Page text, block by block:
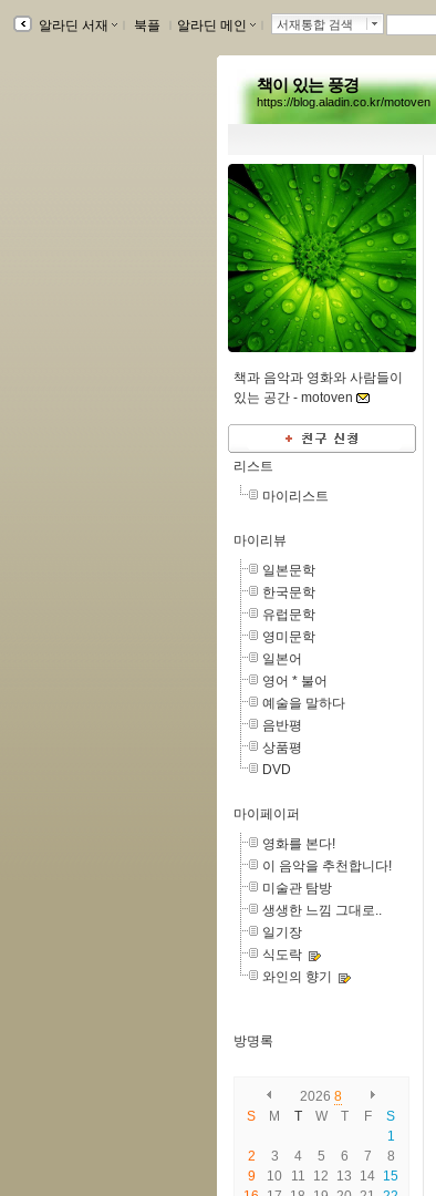
알라딘 서재 북플 알라딘 메인 서재통합 검색
책이 있는 풍경
https://blog.aladin.co.kr/motoven
책과 음악과 영화와 사람들이
있는 공간 - motoven
리스트
마이리스트
마이리뷰
일본문학
한국문학
유럽문학
영미문학
일본어
영어 * 불어
예술을 말하다
음반평
상품평
DVD
마이페이퍼
영화를 본다!
이 음악을 추천합니다!
미술관 탐방
생생한 느낌 그대로..
일기장
식도락
와인의 향기
방명록
2026 8
S
M T W T F
S
1
2
3 4 5 6 7
8
9
10 11 12 13 14 15